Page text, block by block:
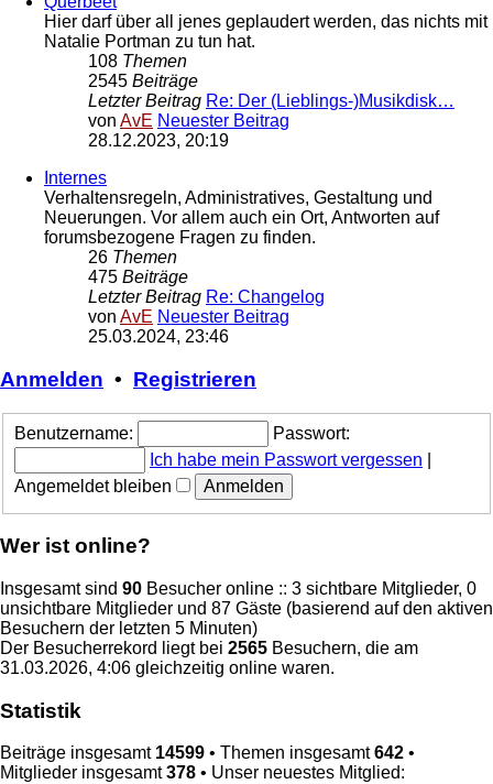
Hier darf über all jenes geplaudert werden, das nichts mit
Natalie Portman zu tun hat.
108 Themen
2545 Beiträge
Letzter Beitrag Re: Der (Lieblings-)Musikdisk…
von AvE Neuester Beitrag
28.12.2023, 20:19
Internes
Verhaltensregeln, Administratives, Gestaltung und
Neuerungen. Vor allem auch ein Ort, Antworten auf
forumsbezogene Fragen zu finden.
26 Themen
475 Beiträge
Letzter Beitrag Re: Changelog
von AvE Neuester Beitrag
25.03.2024, 23:46
Anmelden • Registrieren
Benutzername:
Passwort:
Ich habe mein Passwort vergessen
Angemeldet bleiben
Wer ist online?
Insgesamt sind 90 Besucher online :: 3 sichtbare Mitglieder, 0
unsichtbare Mitglieder und 87 Gäste (basierend auf den aktiven
Besuchern der letzten 5 Minuten)
Der Besucherrekord liegt bei 2565 Besuchern, die am
31.03.2026, 4:06 gleichzeitig online waren.
Statistik
Beiträge insgesamt 14599 • Themen insgesamt642 •
Mitglieder insgesamt378 • Unser neuestes Mitglied: